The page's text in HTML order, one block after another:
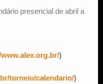
presencial de abril a
)
torneio/calendario/)